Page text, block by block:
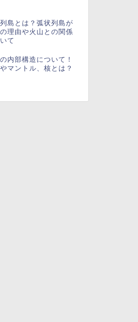
島とは？弧状列島が
理由や火山との関係
て
内部構造について！
マントル、核とは？